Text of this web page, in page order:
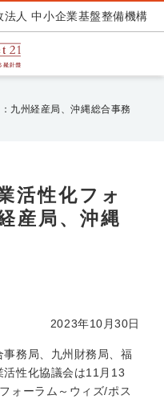
法人 中小企業基盤整備機構
九州経産局、沖縄総合事務
活性化フォ
産局、沖縄
2023年10月30日
務局、九州財務局、福
活性化協議会は11月13
ォーラム～ウィズ/ポス